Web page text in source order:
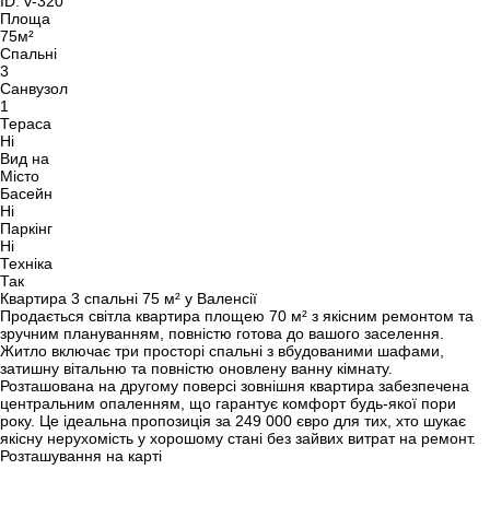
Площа
75м²
Спальні
3
Санвузол
1
Тераса
Ні
Вид на
Місто
Басейн
Ні
Паркінг
Ні
Техніка
Так
Квартира 3 спальні 75 м² у Валенсії
Продається світла квартира площею 70 м² з якісним ремонтом та
зручним плануванням, повністю готова до вашого заселення.
Житло включає три просторі спальні з вбудованими шафами,
затишну вітальню та повністю оновлену ванну кімнату.
Розташована на другому поверсі зовнішня квартира забезпечена
центральним опаленням, що гарантує комфорт будь-якої пори
року. Це ідеальна пропозиція за 249 000 євро для тих, хто шукає
якісну нерухомість у хорошому стані без зайвих витрат на ремонт.
Розташування на карті